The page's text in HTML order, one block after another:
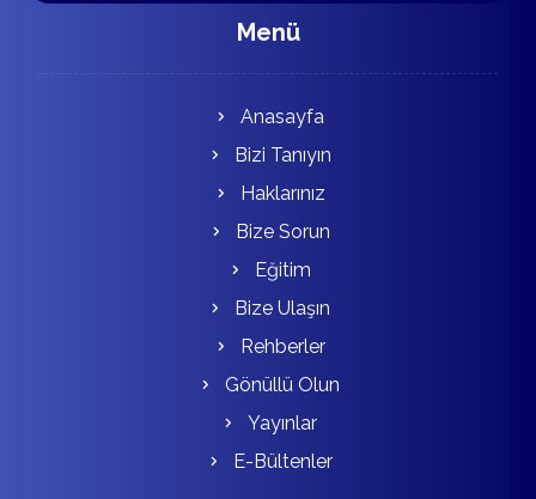
Menü
Anasayfa
Bizi Tanıyın
Haklarınız
Bize Sorun
Eğitim
Bize Ulaşın
Rehberler
Gönüllü Olun
Yayınlar
E-Bültenler